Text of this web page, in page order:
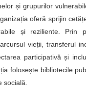
și grupurilor
oferă sprijin
și reziliente. Prin
vieții, transferul
participativă și
folosește bibliotecile